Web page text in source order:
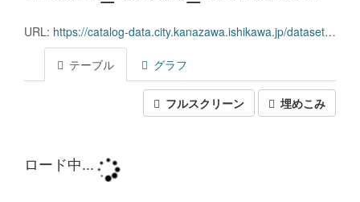
URL: https://catalog-data.city.kanazawa.ishikawa.jp/dataset/448ef0cc-3fba-4710-badd-8455ce7886f8/resource/adaf102e-c256-4b3d-9891-9c91f677e4ef/download/173614_school_district.csv
テーブル グラフ
フルスクリーン 埋めこみ